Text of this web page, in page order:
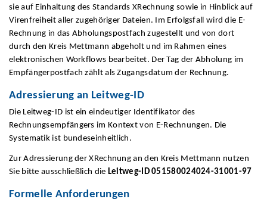
sie auf Einhaltung des Standards XRechnung sowie in Hinblick auf
Virenfreiheit aller zugehöriger Dateien. Im Erfolgsfall wird die E-
Rechnung in das Abholungspostfach zugestellt und von dort
durch den Kreis Mettmann abgeholt und im Rahmen eines
elektronischen Workflows bearbeitet. Der Tag der Abholung im
Empfängerpostfach zählt als Zugangsdatum der Rechnung.
Adressierung an Leitweg-ID
Die Leitweg-ID ist ein eindeutiger Identifikator des
Rechnungsempfängers im Kontext von E-Rechnungen. Die
Systematik ist bundeseinheitlich.
Zur Adressierung der XRechnung an den Kreis Mettmann nutzen
Sie bitte ausschließlich die Leitweg-ID 051580024024-31001-97
Formelle Anforderungen